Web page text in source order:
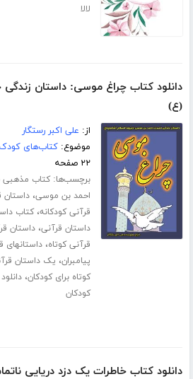
لالا
دانلود کتاب چراغ موسی: داستان
(ع)
از: علی اکبر رستگار
موضوع:کتاب‌های
۲۲ صفحه
برچسب‌ها:کتاب مذهبی
احمد بن موسی،داستان
قرآنی کودکانه،کتاب
داستان قرآنی،داستان
قرآنی کوتاه،داستانهای
پیامبران، یک داستان
کوتاه برای کودکان،
کودکان
دانلود کتاب خاطرات یک دزد دریایی